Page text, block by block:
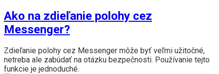
Ako na zdieľanie polohy cez
Messenger?
Zdieľanie polohy cez Messenger môže byť veľmi užitočné,
netreba ale zabúdať na otázku bezpečnosti. Používanie tejto
funkcie je jednoduché.